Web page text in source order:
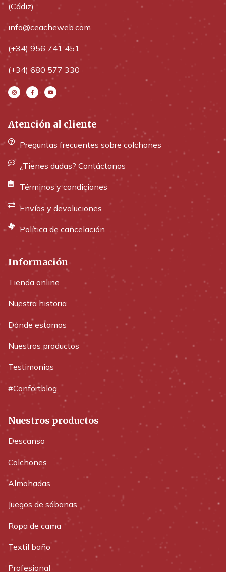
(Cádiz)
info@ceacheweb.com
(+34) 956 741 451
(+34) 680 577 330
Atención al cliente
Preguntas frecuentes sobre colchones
¿Tienes dudas? Contáctanos
Términos y condiciones
Envíos y devoluciones
Política de cancelación
Información
Tienda online
Nuestra historia
Dónde estamos
Nuestros productos
Testimonios
#Confortblog
Nuestros productos
Descanso
Colchones
Almohadas
Juegos de sábanas
Ropa de cama
Textil baño
Profesional